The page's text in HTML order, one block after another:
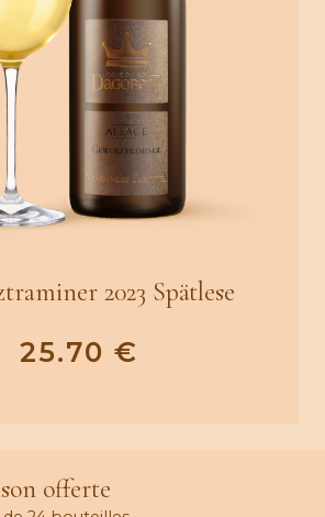
2023 Spätlese
25.70 €
offerte